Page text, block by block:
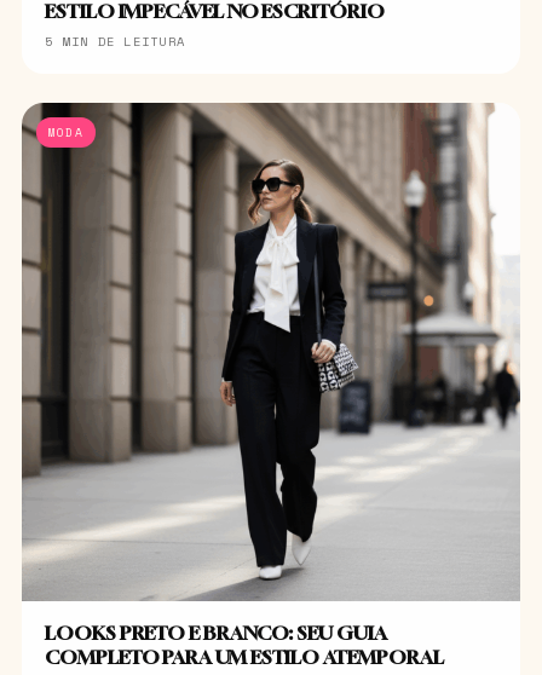
ESTILO IMPECÁVEL NO ESCRITÓRIO
5 MIN DE LEITURA
MODA
LOOKS PRETO E BRANCO: SEU GUIA
COMPLETO PARA UM ESTILO ATEMPORAL